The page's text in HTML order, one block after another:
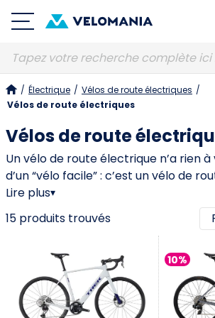
/ Électrique / Vélos de route électriques /
Vélos de route électriques
Vélos de route
Un vélo de route électrique n’a rien à
d’un “vélo facile” : c’est un vélo de
sensation de pédaler, mais qui
vent se lève, quand la montée est
quand tu veux rouler avec un groupe
L’intérêt est surtout là : garder ton
la sortie, et rentrer avec l’envie de
Beaucoup de modèles jouent sur une
discrète et une batterie plus
autour de 400 Wh, parce que sur
Lire plus▾
15 produits trouvés
10%